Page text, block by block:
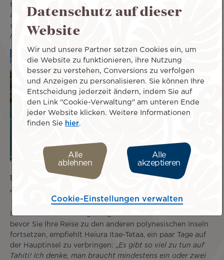
tahitianische Sprache zu erlernen. „ Von Anfang an war es
unser Ziel, die polynesische Sprache attraktiv zu machen,
vor allem durch unterhaltsamere Lernmethoden. Wir
haben auch fünf Apps
Unternehmen Sie eine Tour rund um
Tahiti
Ihr internationaler Flug bringt Sie direkt nach Tahiti. Doch
bevor Sie Ihre Reise zu den anderen polynesischen Inseln
fortsetzen, empfiehlt Heiura Itae-Tetaa, ein paar Tage auf
der Hauptinsel zu verbringen: „Es gibt so viel zu tun auf
Tahiti! Ich denke, man braucht mindestens ein oder zwei
Datenschutz auf dieser
Website
Wir und unsere Partner setzen Cookies ein, um
die Website zu funktionieren, ihre Nutzung
besser zu verstehen, Conversions zu verfolgen
und Anzeigen zu personalisieren. Sie können Ihre
Entscheidung jederzeit ändern, indem Sie auf
den Link "Cookie-Verwaltung" am unteren Ende
jeder Website klicken. Weitere Informationen
finden Sie hier.
Alle
ablehnen
Alle
akzeptieren
Cookie-Einstellungen verwalten